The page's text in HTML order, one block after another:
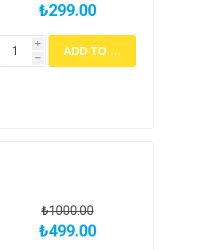
₺299.00
i
h
₺1000.00
₺499.00